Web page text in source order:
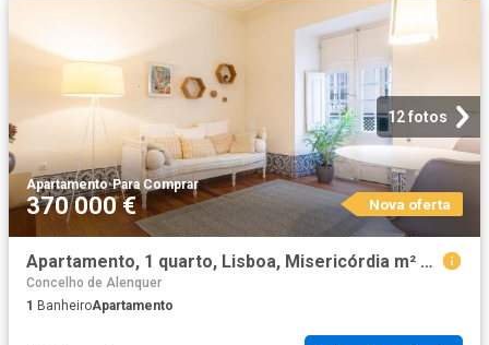
12 fotos
Apartamento·Para Comprar
370 000 € Nova oferta
Apartamento, 1 quarto, Lisboa, Misericórdia m² Misericórdia
Concelho de Alenquer
1 BanheiroApartamento